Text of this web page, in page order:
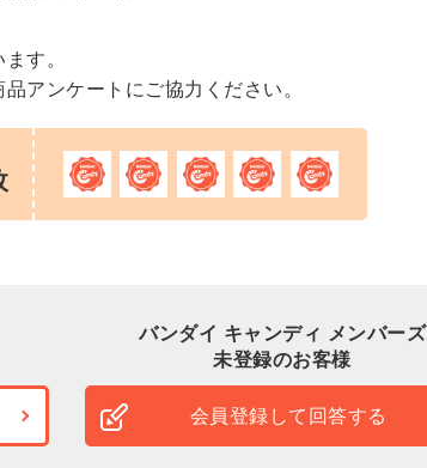
す。
アンケートにご協力ください。
バンダイ キャンディ メンバーズ
未登録のお客様
会員登録して回答する